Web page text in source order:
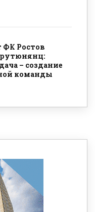
ФК Ростов
– создание
команды